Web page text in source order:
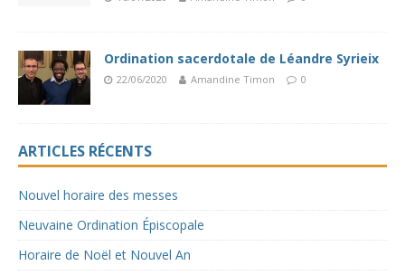
Ordination sacerdotale de Léandre Syrieix
22/06/2020 Amandine Timon 0
ARTICLES RÉCENTS
Nouvel horaire des messes
Neuvaine Ordination Épiscopale
Horaire de Noël et Nouvel An